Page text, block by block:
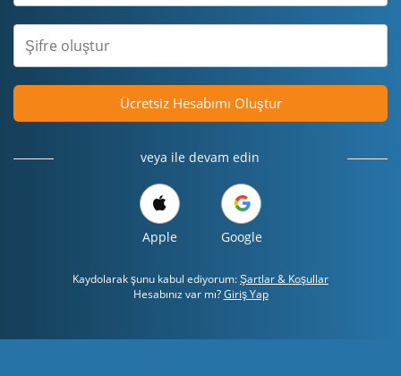
Ücretsiz Hesabımı Oluştur
veya ile devam edin
Apple Google
Kaydolarak şunu kabul ediyorum:Şartlar & Koşullar
Hesabınız var mı?Giriş Yap